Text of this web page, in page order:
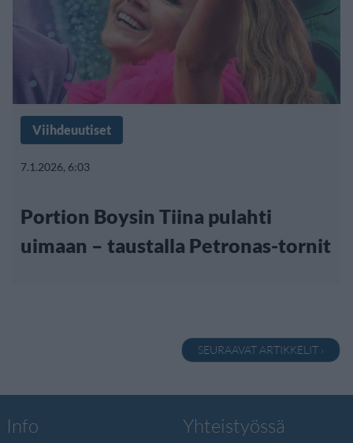
Viihdeuutiset
7.1.2026, 6:03
Portion Boysin Tiina pulahti
uimaan – taustalla Petronas-tornit
SEURAAVAT ARTIKKELIT ›
Info Yhteistyössä